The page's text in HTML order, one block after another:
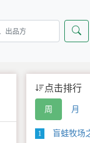
点击排行
周 月
1 盲蛙牧场之谜 第4-5